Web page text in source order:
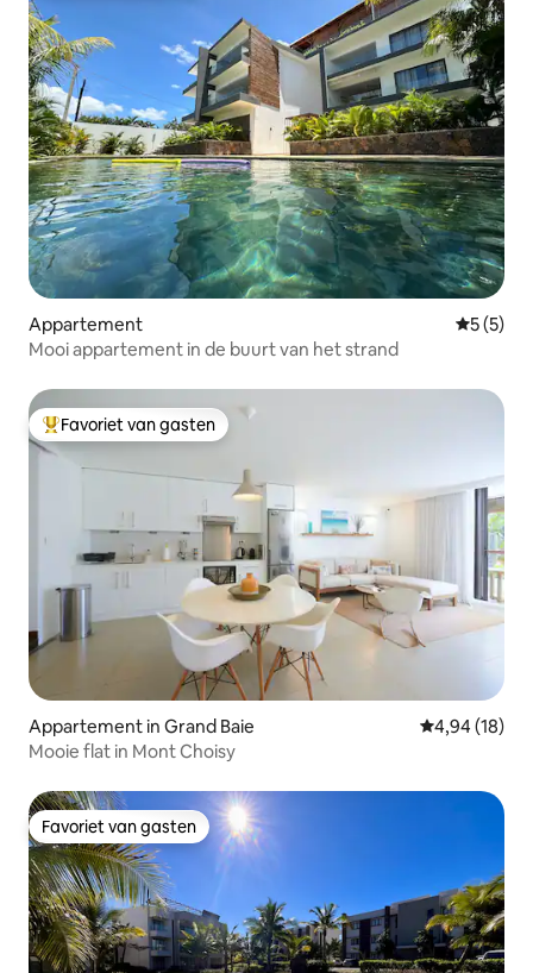
Appartement
5 (5)
Mooi appartement in de buurt van het strand
Topfavoriet van gasten
Favoriet van gasten
Appartement in Grand Baie Gemiddelde
4,94 (18)
Mooie flat in Mont Choisy
Favoriet van gasten
Favoriet van gasten